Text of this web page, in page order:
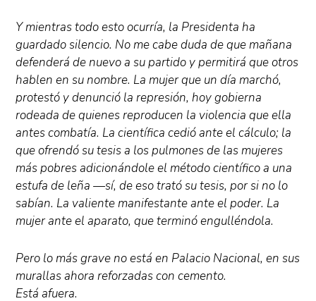
Y mientras todo esto ocurría, la Presidenta ha
guardado silencio. No me cabe duda de que mañana
defenderá de nuevo a su partido y permitirá que otros
hablen en su nombre. La mujer que un día marchó,
protestó y denunció la represión, hoy gobierna
rodeada de quienes reproducen la violencia que ella
antes combatía. La científica cedió ante el cálculo; la
que ofrendó su tesis a los pulmones de las mujeres
más pobres adicionándole el método científico a una
estufa de leña —sí, de eso trató su tesis, por si no lo
sabían. La valiente manifestante ante el poder. La
mujer ante el aparato, que terminó engulléndola.
Pero lo más grave no está en Palacio Nacional, en sus
murallas ahora reforzadas con cemento.
Está afuera.